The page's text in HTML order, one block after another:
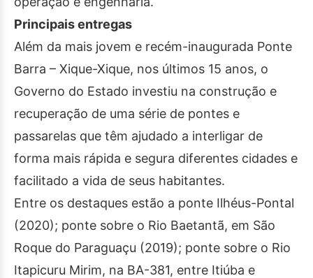
Principais entregas
Além da mais jovem e recém-inaugurada Ponte
Barra – Xique-Xique, nos últimos 15 anos, o
Governo do Estado investiu na construção e
recuperação de uma série de pontes e
passarelas que têm ajudado a interligar de
forma mais rápida e segura diferentes cidades e
facilitado a vida de seus habitantes.
Entre os destaques estão a ponte Ilhéus-Pontal
(2020); ponte sobre o Rio Baetantã, em São
Roque do Paraguaçu (2019); ponte sobre o Rio
Itapicuru Mirim, na BA-381, entre Itiúba e